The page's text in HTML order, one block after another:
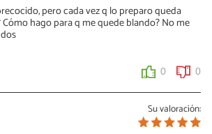
pero cada vez q lo preparo queda
hago para q me quede blando? No me
0 0
Su valoración: